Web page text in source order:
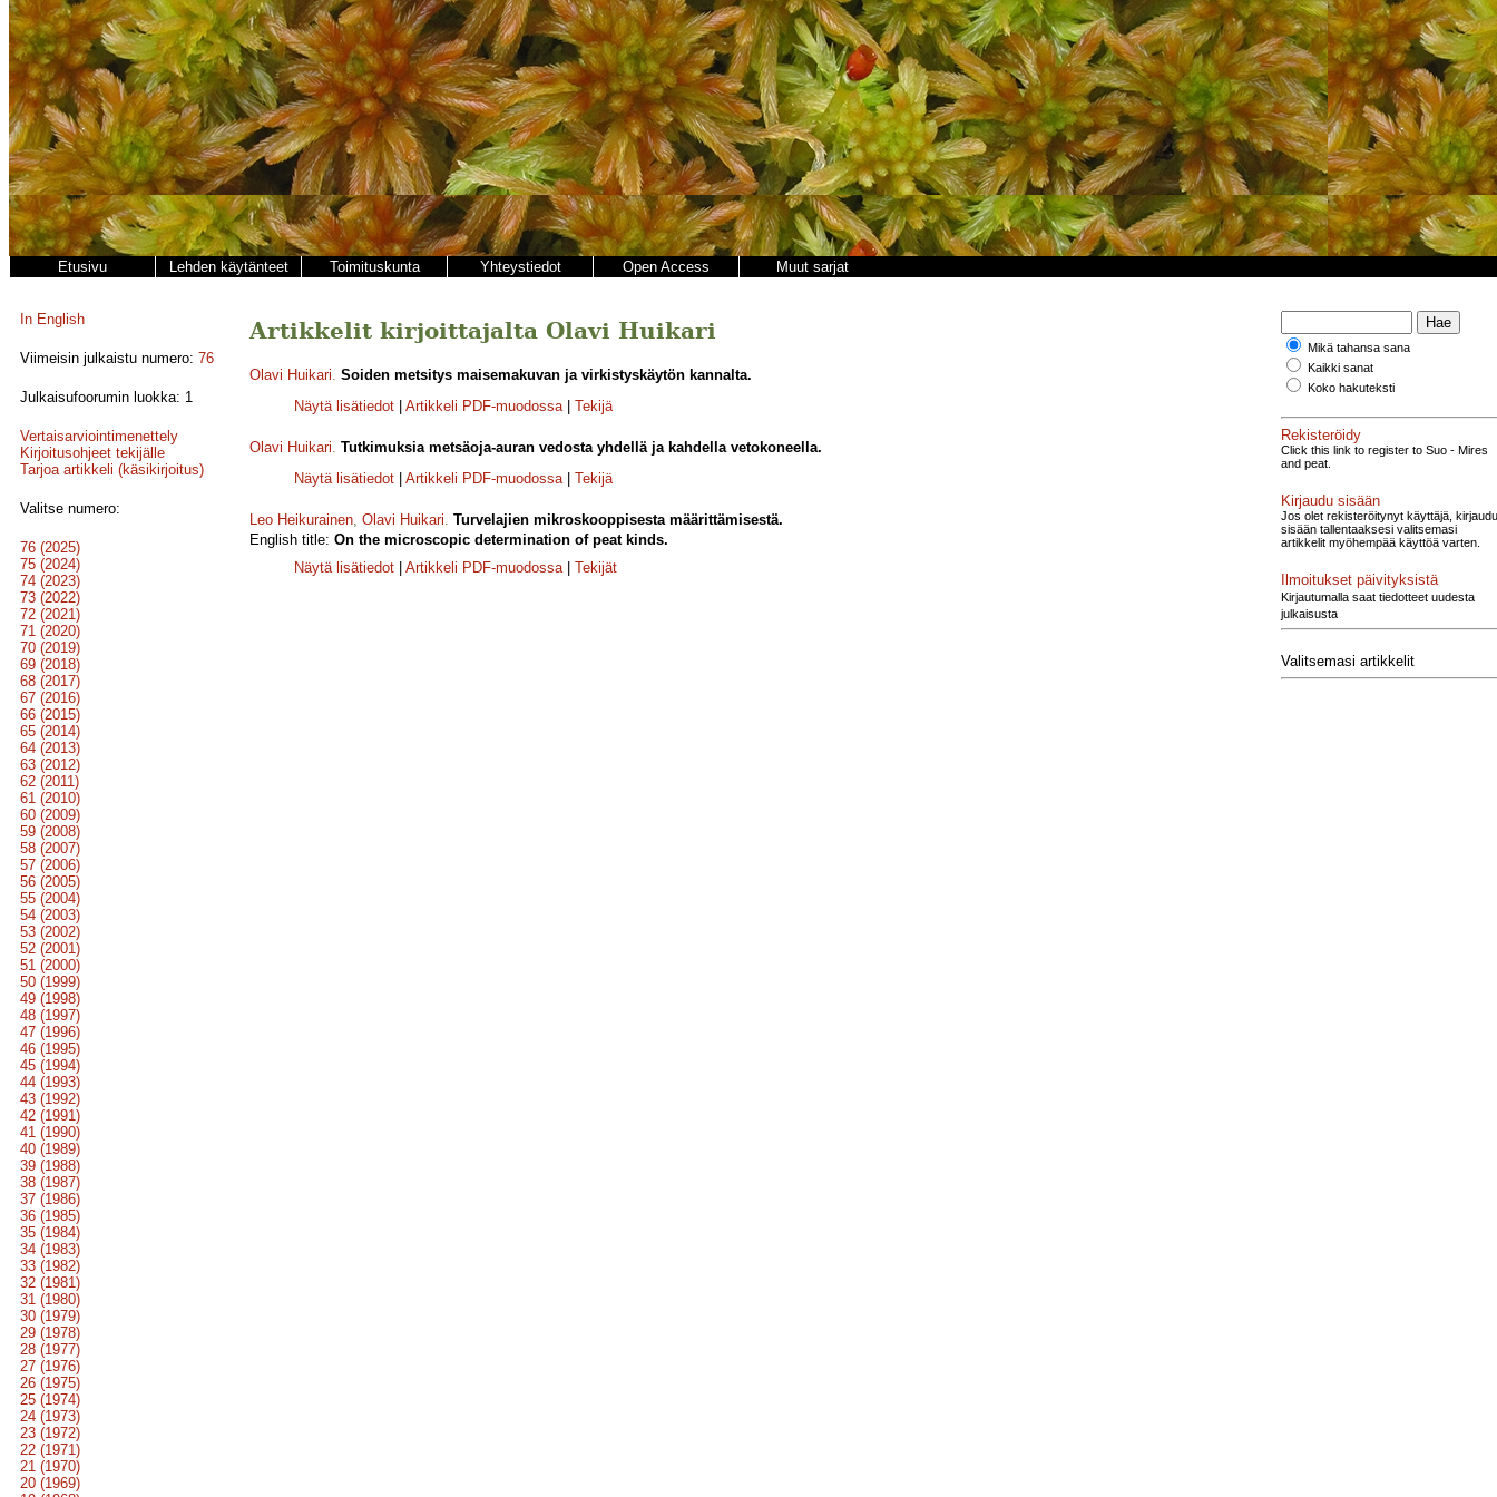
Etusivu Lehden käytänteet Toimituskunta Yhteystiedot Open Access Muut sarjat
In English
Viimeisin julkaistu numero: 76
Julkaisufoorumin luokka: 1
Vertaisarviointimenettely
Kirjoitusohjeet tekijälle
Tarjoa artikkeli (käsikirjoitus)
Valitse numero:
76 (2025)
75 (2024)
74 (2023)
73 (2022)
72 (2021)
71 (2020)
70 (2019)
69 (2018)
68 (2017)
67 (2016)
66 (2015)
65 (2014)
64 (2013)
63 (2012)
62 (2011)
61 (2010)
60 (2009)
59 (2008)
58 (2007)
57 (2006)
56 (2005)
55 (2004)
54 (2003)
53 (2002)
52 (2001)
51 (2000)
50 (1999)
49 (1998)
48 (1997)
47 (1996)
46 (1995)
45 (1994)
44 (1993)
43 (1992)
42 (1991)
41 (1990)
40 (1989)
39 (1988)
38 (1987)
37 (1986)
36 (1985)
35 (1984)
34 (1983)
33 (1982)
32 (1981)
31 (1980)
30 (1979)
29 (1978)
28 (1977)
27 (1976)
26 (1975)
25 (1974)
24 (1973)
23 (1972)
22 (1971)
21 (1970)
20 (1969)
Artikkelit kirjoittajalta Olavi Huikari
Olavi Huikari. Soiden metsitys maisemakuvan ja virkistyskäytön kannalta.
Näytä lisätiedot
Artikkeli PDF-muodossa| Tekijä
Olavi Huikari. Tutkimuksia metsäoja-auran vedosta yhdellä ja kahdella vetokoneella.
Näytä lisätiedot
Artikkeli PDF-muodossa| Tekijä
Leo Heikurainen, Olavi Huikari. Turvelajien mikroskooppisesta määrittämisestä.
English title: On the microscopic determination of peat kinds.
Näytä lisätiedot
Artikkeli PDF-muodossa| Tekijät
Mikä tahansa sana
Kaikki sanat
Koko hakuteksti
Rekisteröidy
Click this link to register to Suo - Mires
and peat.
Kirjaudu sisään
Jos olet rekisteröitynyt käyttäjä, kirjaudu
sisään tallentaaksesi valitsemasi
artikkelit myöhempää käyttöä varten.
Ilmoitukset päivityksistä
Kirjautumalla saat tiedotteet uudesta
julkaisusta
Valitsemasi artikkelit